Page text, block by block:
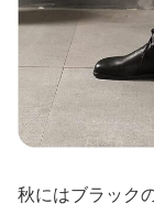
秋にはブラック